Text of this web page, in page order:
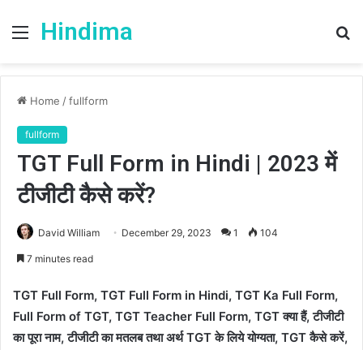
Menu
Hindima
Home /fullform
fullform
TGT Full Form in Hindi | 2023 में
टीजीटी कैसे करें?
David William December 29, 2023 1 104
7 minutes read
TGT Full Form, TGT Full Form in Hindi, TGT Ka Full Form,
Full Form of TGT, TGT Teacher Full Form, TGT क्या हैं, टीजीटी
का पूरा नाम, टीजीटी का मतलब तथा अर्थ TGT के लिये योग्यता, TGT कैसे करें,